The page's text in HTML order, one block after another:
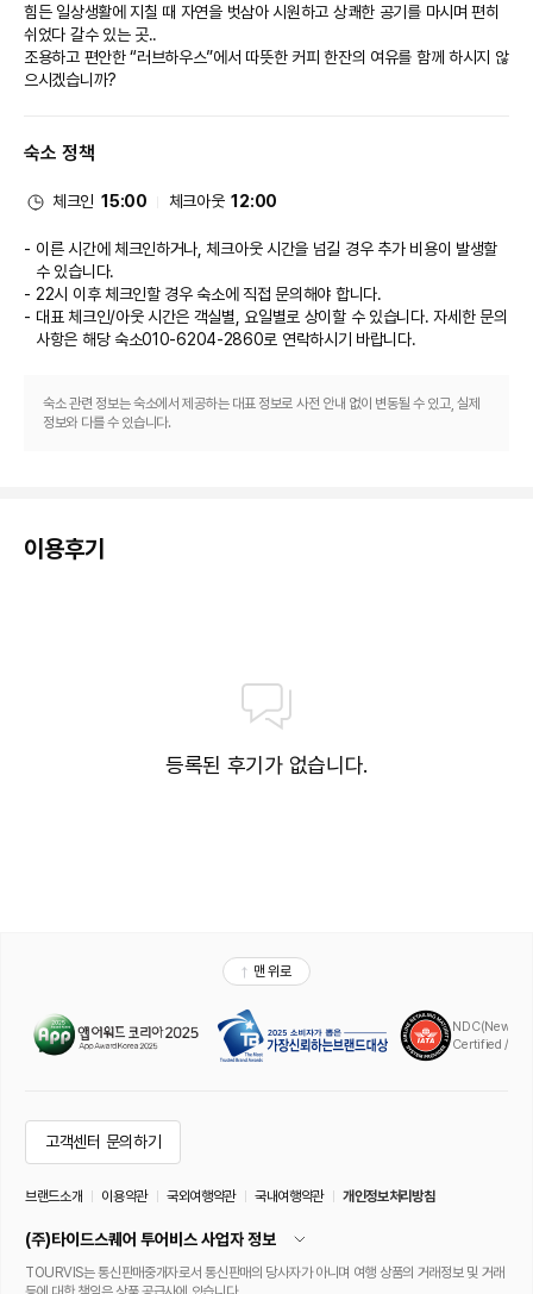
힘든 일상생활에 지칠 때 자연을 벗삼아 시원하고 상쾌한 공기를 마시며 편히
쉬었다 갈수 있는 곳..
조용하고 편안한 “러브하우스”에서 따뜻한 커피 한잔의 여유를 함께 하시지 않
으시겠습니까?
숙소 정책
체크인 15:00 체크아웃 12:00
이른 시간에 체크인하거나, 체크아웃 시간을 넘길 경우 추가 비용이 발생할
수 있습니다.
22시 이후 체크인할 경우 숙소에 직접 문의해야 합니다.
대표 체크인/아웃 시간은 객실별, 요일별로 상이할 수 있습니다. 자세한 문의
사항은 해당 숙소010-6204-2860로 연락하시기 바랍니다.
숙소 관련 정보는 숙소에서 제공하는 대표 정보로 사전 안내 없이 변동될 수 있고, 실제
정보와 다를 수 있습니다.
이용후기
등록된 후기가 없습니다.